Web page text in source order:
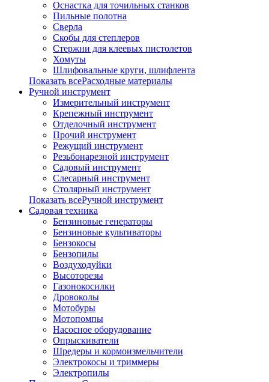
Оснастка для точильных станков
Пильные полотна
Сверла
Скобы для степлеров
Стержни для клеевых пистолетов
Хомуты
Шлифовальные круги, шлифлента
Показать всеРасходные материалы
Ручной инструмент
Измерительный инструмент
Крепежный инструмент
Отделочный инструмент
Прочий инструмент
Режущий инструмент
Резьбонарезной инструмент
Садовый инструмент
Слесарный инструмент
Столярный инструмент
Показать всеРучной инструмент
Садовая техника
Бензиновые генераторы
Бензиновые культиваторы
Бензокосы
Бензопилы
Воздуходуйки
Высоторезы
Газонокосилки
Дровоколы
Мотобуры
Мотопомпы
Насосное оборудование
Опрыскиватели
Шредеры и кормоизмельчители
Электрокосы и триммеры
Электропилы